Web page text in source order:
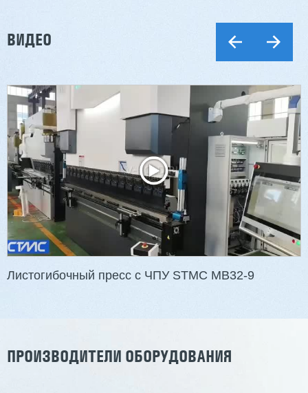
ВИДЕО
Листогибочный пресс с ЧПУ STMC MB32-9
ПРОИЗВОДИТЕЛИ ОБОРУДОВАНИЯ